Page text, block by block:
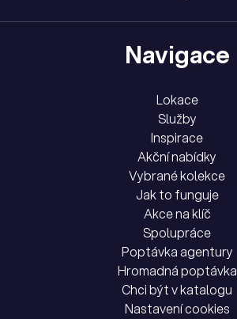
Navigace
Lokace
Služby
Inspirace
Akční nabídky
Vybrané kolekce
Jak to funguje
Akce na klíč
Spolupráce
Poptávka agentury
Hromadná poptávka
Chci být v katalogu
Nastavení cookies